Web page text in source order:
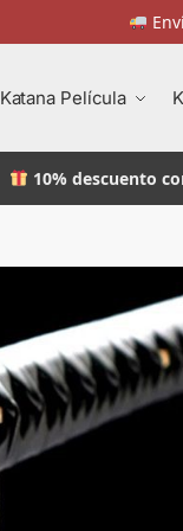
Katana Película
10% descuento